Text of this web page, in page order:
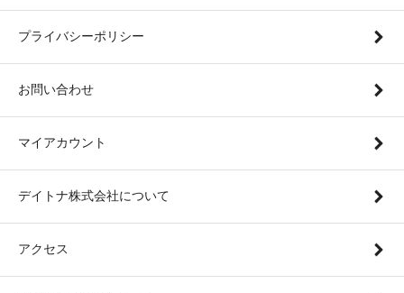
プライバシーポリシー
お問い合わせ
マイアカウント
デイトナ株式会社について
アクセス